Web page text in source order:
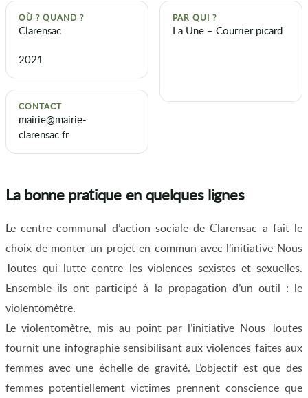
OÙ ? QUAND ?
Clarensac
2021
PAR QUI ?
La Une – Courrier picard
CONTACT
mairie@mairie-
clarensac.fr
La bonne pratique en quelques lignes
Le centre communal d’action sociale de Clarensac a fait le
choix de monter un projet en commun avec l’initiative Nous
Toutes qui lutte contre les violences sexistes et sexuelles.
Ensemble ils ont participé à la propagation d’un outil : le
violentomètre.
Le violentomètre, mis au point par l’initiative Nous Toutes
fournit une infographie sensibilisant aux violences faites aux
femmes avec une échelle de gravité. L’objectif est que des
femmes potentiellement victimes prennent conscience que